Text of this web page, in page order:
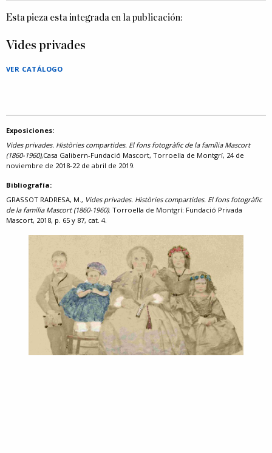
Esta pieza esta integrada en la publicación:
Vides privades
VER CATÁLOGO
Exposiciones:
Vides privades. Històries compartides. El fons fotogràfic de la família Mascort
(1860-1960),Casa Galibern-Fundació Mascort, Torroella de Montgrí, 24 de
noviembre de 2018-22 de abril de 2019.
Bibliografía:
GRASSOT RADRESA, M., Vides privades. Històries compartides. El fons fotogràfic
de la família Mascort (1860-1960). Torroella de Montgrí: Fundació Privada
Mascort, 2018, p. 65 y 87, cat. 4.